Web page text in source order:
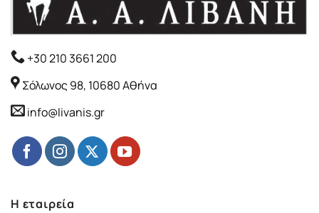
+30 210 3661 200
Σόλωνος 98, 10680 Αθήνα
info@livanis.gr
Η εταιρεία